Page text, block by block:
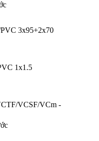
3x95+2x70
1x1.5
VCSF/VCm -